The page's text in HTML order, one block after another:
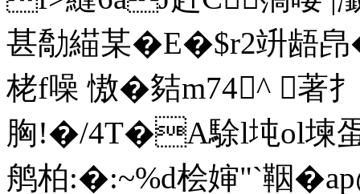
甚勪緢某� E�$r2竔龉
栳f噪 慠�夡m74^ 著
胸!�/4T�A駼l坉ol堜
鸼柏:�:~%d桧婶"`